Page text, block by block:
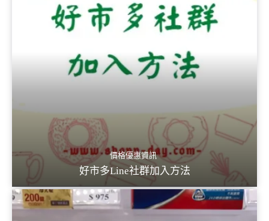
價格優惠資訊
好市多Line社群加入方法